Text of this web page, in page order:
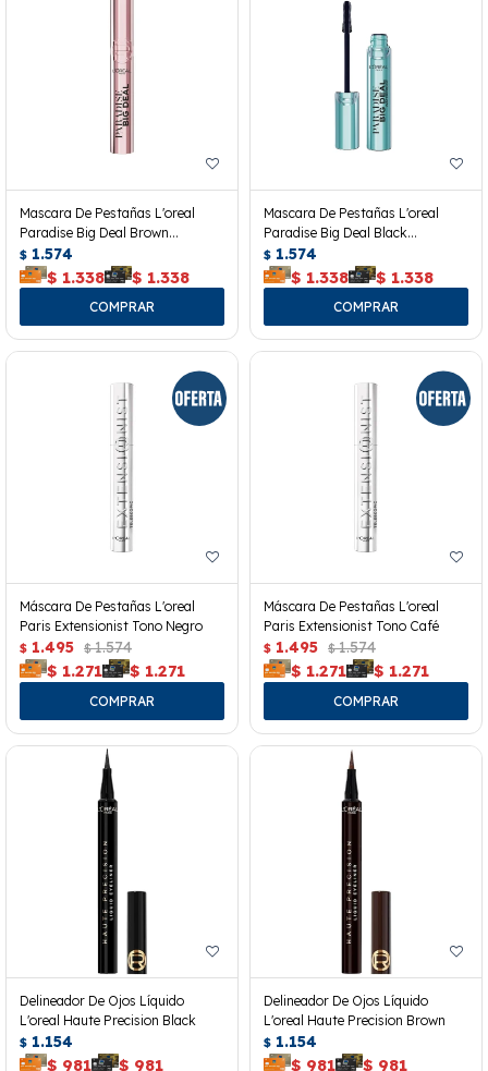
Mascara De Pestañas L'oreal
Paradise Big Deal Brown
Washeable
$ 1.574
$ 1.338 $ 1.338
Mascara De Pestañas L'oreal
Paradise Big Deal Black
Waterproof
$ 1.574
$ 1.338 $ 1.338
Máscara De Pestañas L'oreal
Paris Extensionist Tono Negro
$ 1.495 $ 1.574
$ 1.271 $ 1.271
Máscara De Pestañas L'oreal
Paris Extensionist Tono Café
$ 1.495 $ 1.574
$ 1.271 $ 1.271
Delineador De Ojos Líquido
L'oreal Haute Precision Black
$ 1.154
$ 981 $ 981
Delineador De Ojos Líquido
L'oreal Haute Precision Brown
$ 1.154
$ 981 $ 981